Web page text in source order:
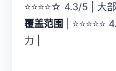
⭐⭐⭐⭐☆ 4.3/5 | 大
覆盖范围 |
力 |